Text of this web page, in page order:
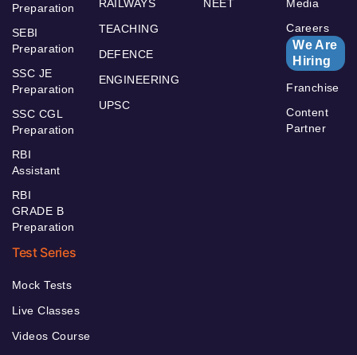
Preparation
SEBI
Preparation
SSC JE
Preparation
SSC CGL
Preparation
RBI
Assistant
RBI
GRADE B
Preparation
RAILWAYS
TEACHING
DEFENCE
ENGINEERING
UPSC
NEET
Media
Careers
We Are
Hiring
Franchise
Content
Partner
Test Series
Mock Tests
Live Classes
Videos Course